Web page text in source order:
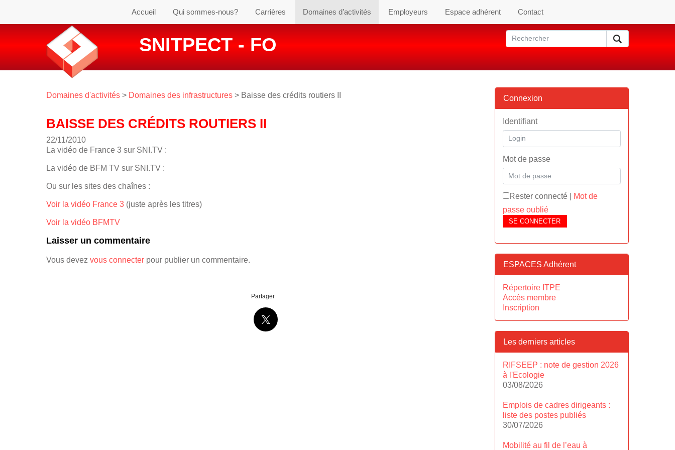
Accueil Qui sommes-nous? Carrières Domaines d’activités Employeurs Espace adhérent Contact
SNITPECT - FO
Domaines d'activités > Domaines des infrastructures > Baisse des crédits routiers II
BAISSE DES CRÉDITS ROUTIERS II
22/11/2010
La vidéo de France 3 sur SNI.TV :
La vidéo de BFM TV sur SNI.TV :
Ou sur les sites des chaînes :
Voir la vidéo France 3 (juste après les titres)
Voir la vidéo BFMTV
Laisser un commentaire
Vous devez vous connecter pour publier un commentaire.
Partager
Connexion
Identifiant
Mot de passe
Rester connecté|
Mot de
passe oublié
SE CONNECTER
ESPACES Adhérent
Répertoire ITPE
Accès membre
Inscription
Les derniers articles
RIFSEEP : note de gestion 2026
à l'Ecologie
03/08/2026
Emplois de cadres dirigeants :
liste des postes publiés
30/07/2026
Mobilité au fil de l’eau à